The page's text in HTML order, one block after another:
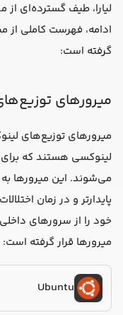
لیارا، طیف گسترده‌ای از
ادامه، فهرست کاملی از
گرفته است:
میرورهای
میرورهای توزیع‌های
لینوکسی هستند که
می‌شوند. این میرورها
پایدارتر و در زمان
خود را از سرورهای
میرورها قرار گرفته است:
Ubuntu